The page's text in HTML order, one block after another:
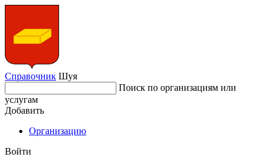
Справочник Шуя
Поиск по организациям или
услугам
Добавить
Организацию
Войти